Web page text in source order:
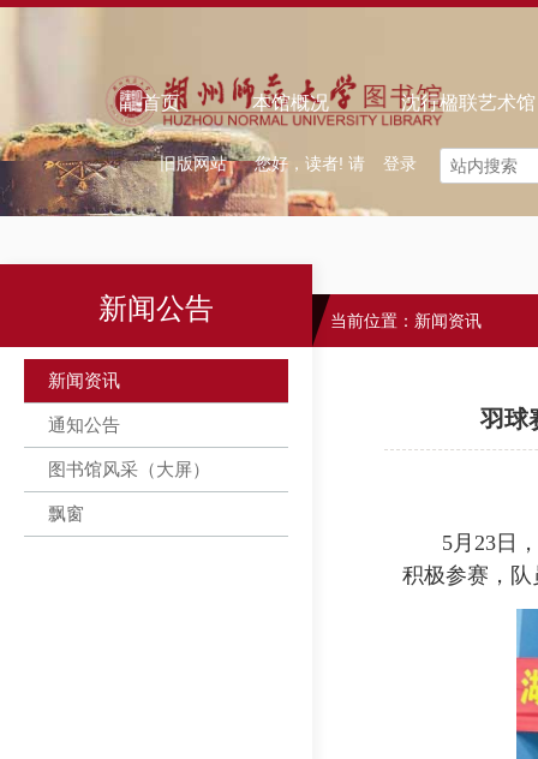
首页 本馆概况 沈行楹联艺术馆
旧版网站 您好，读者! 请 登录
新闻公告
新闻资讯
通知公告
图书馆风采（大屏）
飘窗
当前位置： 新闻资讯
羽球
5月23日
积极参赛，